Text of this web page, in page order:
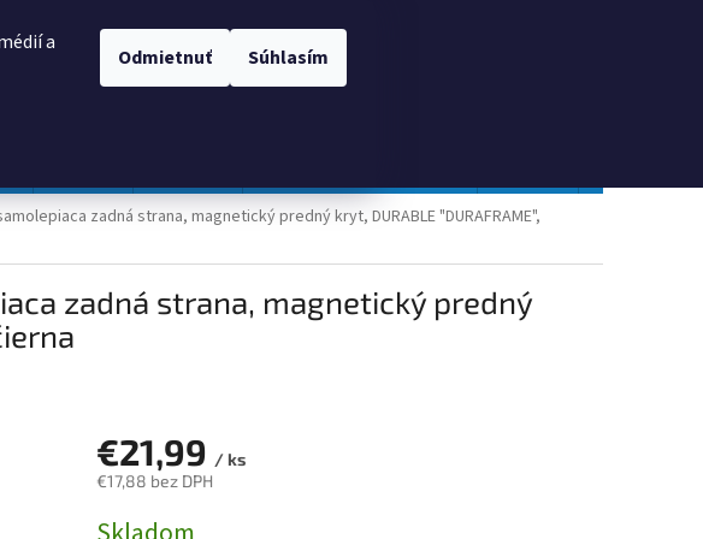
a
Odmietnuť Súhlasím
zadná strana, magnetický predný kryt, DURABLE "DURAFRAME",
zadná strana, magnetický predný
€21,99 / ks
€17,88 bez DPH